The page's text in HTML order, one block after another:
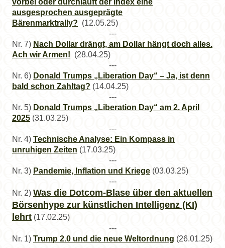
vorbei oder durchläuft der Index eine
ausgesprochen ausgeprägte
Bärenmarktrally? (12.05.25)
---
Nr. 7) Nach Dollar drängt, am Dollar hängt doch alles.
Ach wir Armen! (28.04.25)
---
Nr. 6) Donald Trumps „Liberation Day“ – Ja, ist denn
bald schon Zahltag? (14.04.25)
---
Nr. 5) Donald Trumps „Liberation Day“ am 2. April
2025 (31.03.25)
---
Nr. 4) Technische Analyse: Ein Kompass in
unruhigen Zeiten (17.03.25)
---
Nr. 3) Pandemie, Inflation und Kriege (03.03.25)
---
Nr. 2) Was die Dotcom-Blase über den aktuellen
Börsenhype zur künstlichen Intelligenz (KI)
lehrt (17.02.25)
---
Nr. 1) Trump 2.0 und die neue Weltordnung (26.01.25)